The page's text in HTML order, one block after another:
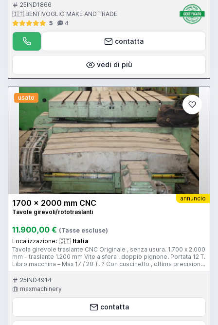
25IND1866
🇮🇹 BENTIVOGLIO MAKE AND TRADE
5
4
contatta
vedi di più
usato
annuncio
1700 x 2000 mm CNC
Tavole girevoli/rototraslanti
11.900,00 € (Tasse escluse)
Localizzazione: 🇮🇹 Italia
Tavola girevole traslante CNC Originale , senza usura. 1.700 x 2.000
mm - traslante 1.200 mm Vite a sfera , doppio pignone. Portata 12 T.
Libro macchina – Max 17 / 20 T. ? Con cuscinetto , ottima precisione
per carichi fuori asse. 1563@email.it maxmachinery.it
25IND4914
maxmachinery
contatta